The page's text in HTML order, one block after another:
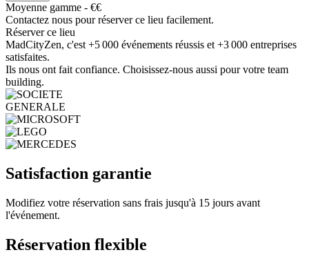
Moyenne gamme - €€
Contactez nous pour réserver ce lieu facilement.
Réserver ce lieu
MadCityZen, c'est +5 000 événements réussis et +3 000 entreprises
satisfaites.
Ils nous ont fait confiance. Choisissez-nous aussi pour votre team
building.
Satisfaction garantie
Modifiez votre réservation sans frais jusqu'à 15 jours avant
l'événement.
Réservation flexible